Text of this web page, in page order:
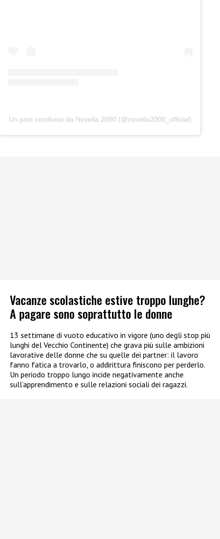
Un post condiviso da Novella 2000 (@novella2000_official)
Vacanze scolastiche estive troppo lunghe?
A pagare sono soprattutto le donne
13 settimane di vuoto educativo in vigore (uno degli stop più
lunghi del Vecchio Continente) che grava più sulle ambizioni
lavorative delle donne che su quelle dei partner: il lavoro
fanno fatica a trovarlo, o addirittura finiscono per perderlo.
Un periodo troppo lungo incide negativamente anche
sull’apprendimento e sulle relazioni sociali dei ragazzi.